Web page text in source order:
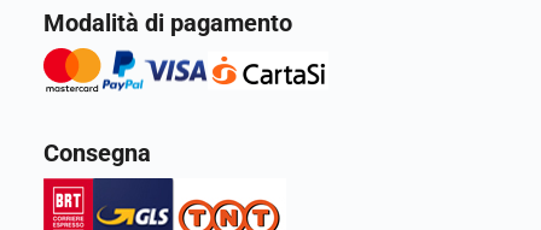
Modalità di pagamento
Consegna